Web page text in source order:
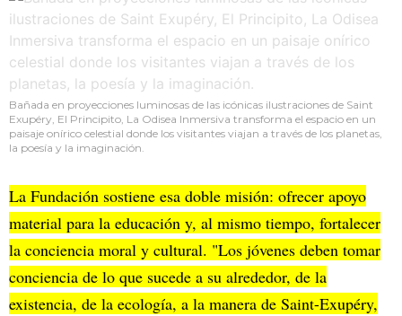
Bañada en proyecciones luminosas de las icónicas ilustraciones de Saint
Exupéry, El Principito, La Odisea Inmersiva transforma el espacio en un
paisaje onírico celestial donde los visitantes viajan a través de los planetas,
la poesía y la imaginación.
La Fundación sostiene esa doble misión: ofrecer apoyo
material para la educación y, al mismo tiempo, fortalecer
la conciencia moral y cultural. "Los jóvenes deben tomar
conciencia de lo que sucede a su alrededor, de la
existencia, de la ecología, a la manera de Saint-Exupéry,